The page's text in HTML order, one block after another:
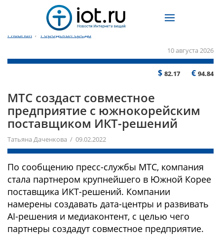
Главная / Городская среда
10 августа 2026
$ 82.17 € 94.84
МТС создаст совместное
предприятие с южнокорейским
поставщиком ИКТ-решений
Татьяна Даченкова / 09.02.2022
По сообщению пресс-службы МТС, компания
стала партнером крупнейшего в Южной Корее
поставщика ИКТ-решений. Компании
намерены создавать дата-центры и развивать
AI-решения и медиаконтент, с целью чего
партнеры создадут совместное предприятие.